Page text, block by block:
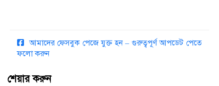
আমাদের ফেসবুক পেজে যুক্ত হন – গুরুত্বপূর্ণ আপডেট পেতে
ফলো করুন
শেয়ার করুন